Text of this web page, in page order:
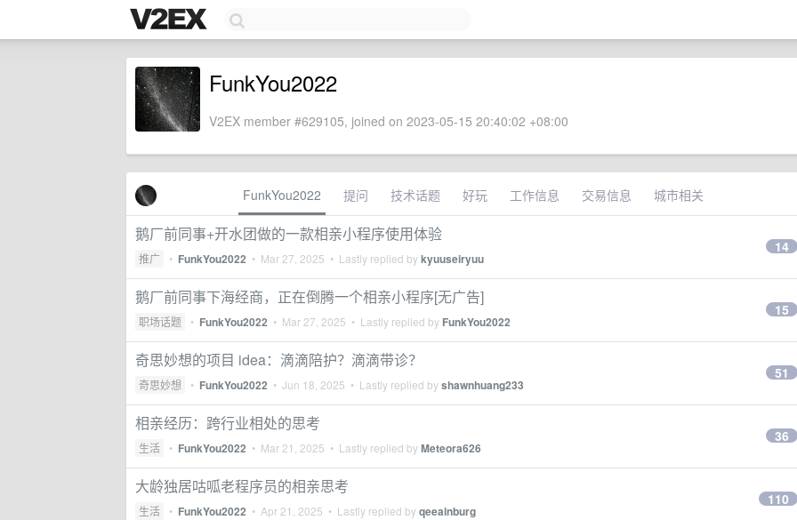
FunkYou2022
V2EX member #629105, joined on 2023-05-15 20:40:02 +08:00
FunkYou2022 提问 技术话题 好玩 工作信息 交易信息 城市相关
鹅厂前同事+开水团做的一款相亲小程序使用体验
推广 • FunkYou2022 • Mar 27, 2025 • Lastly replied bykyuuseiryuu
14
鹅厂前同事下海经商，正在倒腾一个相亲小程序[无广告]
职场话题 • FunkYou2022 • Mar 27, 2025 • Lastly replied by FunkYou2022
15
奇思妙想的项目 idea：滴滴陪护？滴滴带诊？
奇思妙想 • FunkYou2022 • Jun 18, 2025 • Lastly replied byshawnhuang233
51
相亲经历：跨行业相处的思考
生活 • FunkYou2022 • Mar 21, 2025 • Lastly replied byMeteora626
36
大龄独居咕呱老程序员的相亲思考
生活 • FunkYou2022 • Apr 21, 2025 • Lastly replied byqeeainburg
110